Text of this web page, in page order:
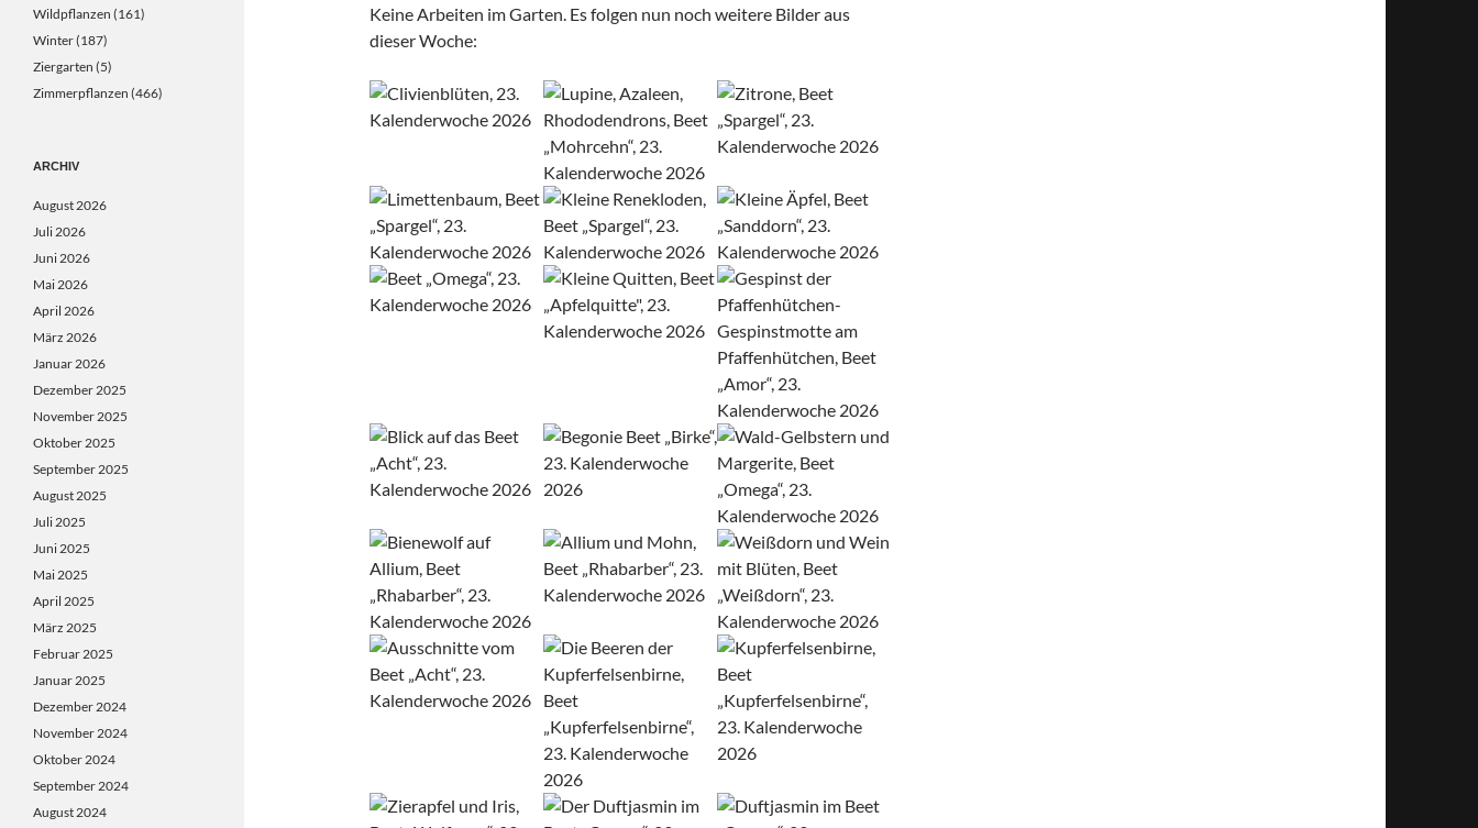
Keine Arbeiten im Garten. Es folgen nun noch weitere Bilder aus
dieser Woche:
Wildpflanzen (161)
Winter(187)
Ziergarten (5)
Zimmerpflanzen (466)
ARCHIV
August 2026
Juli 2026
Juni 2026
Mai 2026
April 2026
März 2026
Januar 2026
Dezember 2025
November 2025
Oktober 2025
September 2025
August 2025
Juli 2025
Juni 2025
Mai 2025
April 2025
März 2025
Februar 2025
Januar 2025
Dezember 2024
November 2024
Oktober 2024
September 2024
August 2024